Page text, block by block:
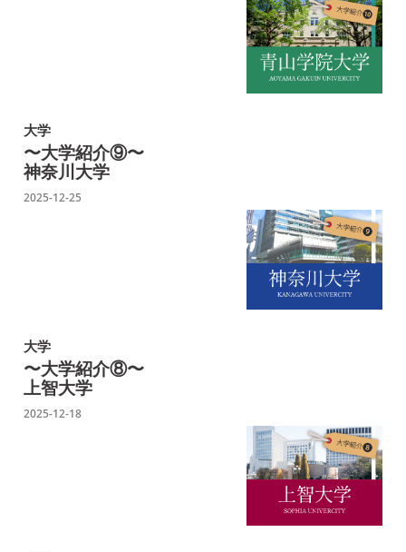
大学
〜大学紹介⑨〜
神奈川大学
2025-12-25
大学
〜大学紹介⑧〜
上智大学
2025-12-18